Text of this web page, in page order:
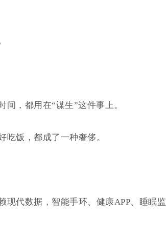
，都用在“谋生”这件事上。
饭，都成了一种奢侈。
现代数据，智能手环、健康APP、睡眠监